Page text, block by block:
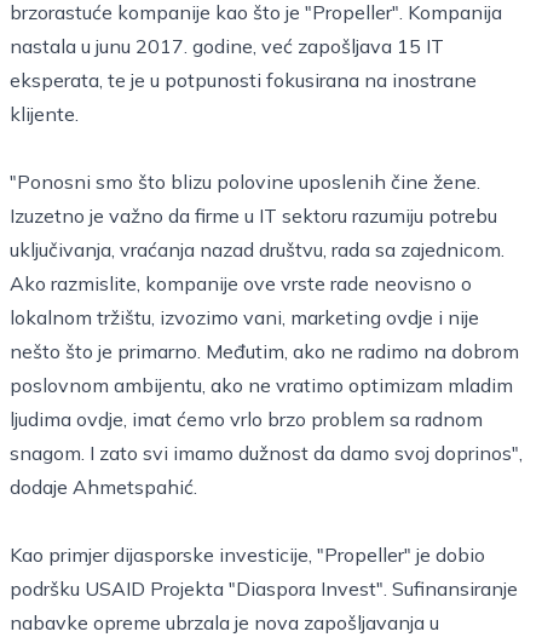
brzorastuće kompanije kao što je "Propeller". Kompanija
nastala u junu 2017. godine, već zapošljava 15 IT
eksperata, te je u potpunosti fokusirana na inostrane
klijente.
"Ponosni smo što blizu polovine uposlenih čine žene.
Izuzetno je važno da firme u IT sektoru razumiju potrebu
uključivanja, vraćanja nazad društvu, rada sa zajednicom.
Ako razmislite, kompanije ove vrste rade neovisno o
lokalnom tržištu, izvozimo vani, marketing ovdje i nije
nešto što je primarno. Međutim, ako ne radimo na dobrom
poslovnom ambijentu, ako ne vratimo optimizam mladim
ljudima ovdje, imat ćemo vrlo brzo problem sa radnom
snagom. I zato svi imamo dužnost da damo svoj doprinos",
dodaje Ahmetspahić.
Kao primjer dijasporske investicije, "Propeller" je dobio
podršku USAID Projekta "Diaspora Invest". Sufinansiranje
nabavke opreme ubrzala je nova zapošljavanja u